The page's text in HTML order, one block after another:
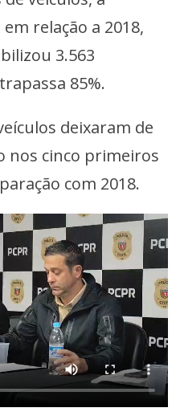
relação a 2018,
3.563
85%.
deixaram de
nos cinco primeiros
com 2018.